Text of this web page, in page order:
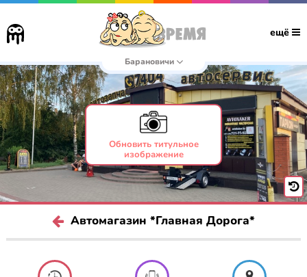
ещё
Барановичи
Обновить титульное
изображение
Автомагазин *Главная Дорога*